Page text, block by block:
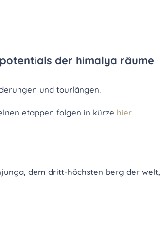
der himalya räume
und tourlängen.
etappen folgen in kürze hier.
dem dritt-höchsten berg der welt,